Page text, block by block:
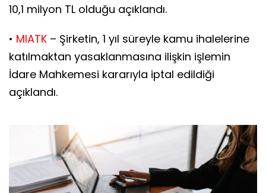
10,1 milyon TL olduğu açıklandı.
• MIATK – Şirketin, 1 yıl süreyle kamu ihalelerine
katılmaktan yasaklanmasına ilişkin işlemin
İdare Mahkemesi kararıyla iptal edildiği
açıklandı.